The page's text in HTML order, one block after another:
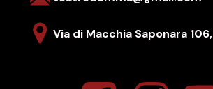
Via di Macchia Saponara 106,